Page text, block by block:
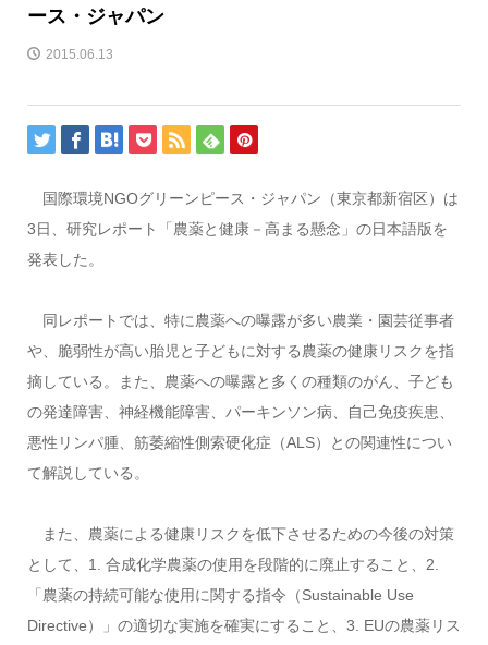
ース・ジャパン
2015.06.13
国際環境NGOグリーンピース・ジャパン（東京都新宿区）は
3日、研究レポート「農薬と健康－高まる懸念」の日本語版を
発表した。
同レポートでは、特に農薬への曝露が多い農業・園芸従事者
や、脆弱性が高い胎児と子どもに対する農薬の健康リスクを指
摘している。また、農薬への曝露と多くの種類のがん、子ども
の発達障害、神経機能障害、パーキンソン病、自己免疫疾患、
悪性リンパ腫、筋萎縮性側索硬化症（ALS）との関連性につい
て解説している。
また、農薬による健康リスクを低下させるための今後の対策
として、1. 合成化学農薬の使用を段階的に廃止すること、2.
「農薬の持続可能な使用に関する指令（Sustainable Use
Directive）」の適切な実施を確実にすること、3. EUの農薬リス